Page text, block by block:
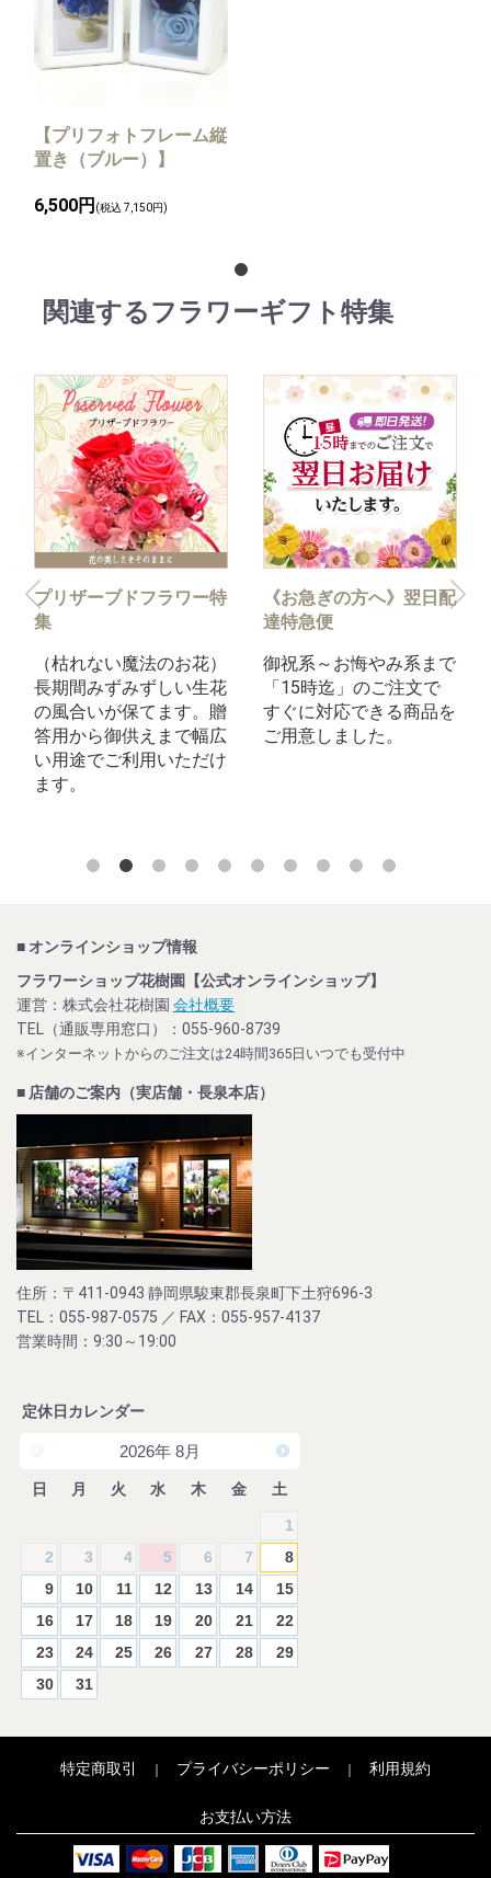
【プリフォトフレーム縦
置き（ブルー）】
6,500円 (税込 7,150円)
関連するフラワーギフト特集
プリザーブドフラワー特
集
（枯れない魔法のお花）
長期間みずみずしい生花
の風合いが保てます。贈
答用から御供えまで幅広
い用途でご利用いただけ
ます。
《お急ぎの方へ》翌日配
達特急便
御祝系～お悔やみ系まで
「15時迄」のご注文で
すぐに対応できる商品を
ご用意しました。
■ オンラインショップ情報
フラワーショップ花樹園【公式オンラインショップ】
運営：株式会社花樹園 会社概要
TEL（通販専用窓口）：055-960-8739
※インターネットからのご注文は24時間365日いつでも受付中
■ 店舗のご案内（実店舗・長泉本店）
住所：〒411-0943 静岡県駿東郡長泉町下土狩696-3
TEL：055-987-0575 ／ FAX：055-957-4137
営業時間：9:30～19:00
定休日カレンダー
2026年 8月
日 月 火 水 木 金 土
1
2
3 4 5 6 7
8
9
10 11 12 13 14
15
16
17 18 19 20 21
22
23
24 25 26 27 28
29
30
31
特定商取引 プライバシーポリシー 利用規約
お支払い方法